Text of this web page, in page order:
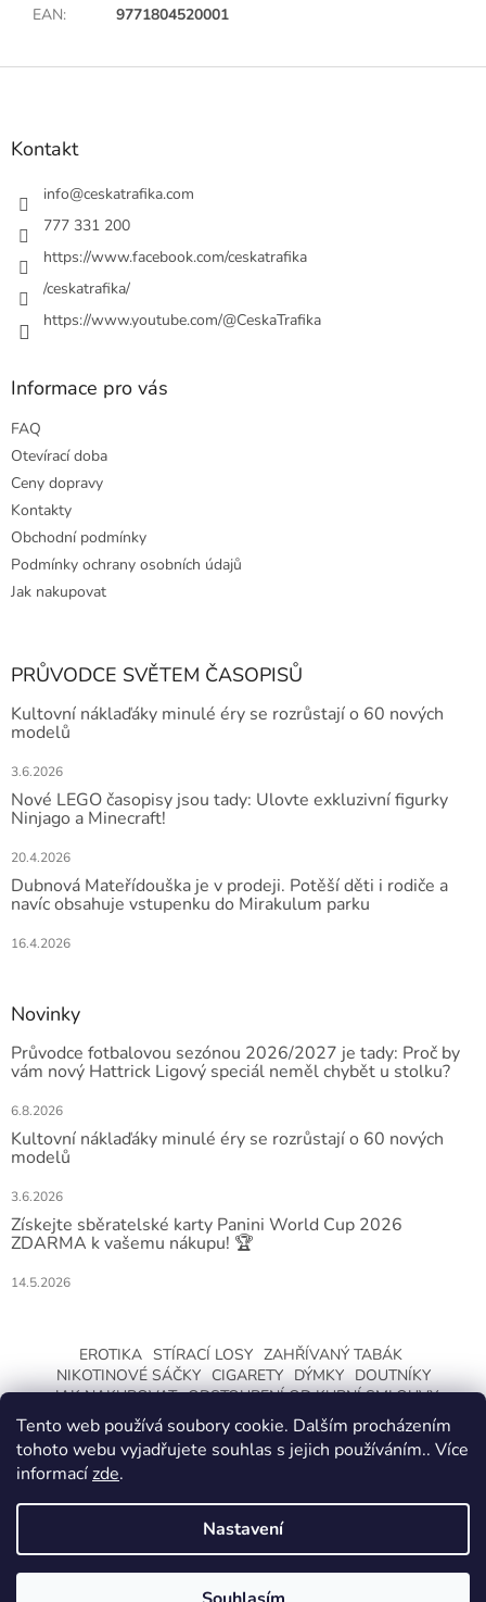
Tento web používá soubory cookie. Dalším procházením
tohoto webu vyjadřujete souhlas s jejich používáním.. Více
informacízde.
Nastavení
EAN: 9771804520001
Z
Kontakt
info@ceskatrafika.com
777 331 200
https://www.facebook.com/ceskatrafika
/ceskatrafika/
https://www.youtube.com/@CeskaTrafika
Informace pro vás
FAQ
Otevírací doba
Ceny dopravy
Kontakty
Obchodní podmínky
Podmínky ochrany osobních údajů
Jak nakupovat
PRŮVODCE SVĚTEM ČASOPISŮ
Kultovní náklaďáky minulé éry se rozrůstají o 60 nových
modelů
3.6.2026
Nové LEGO časopisy jsou tady: Ulovte exkluzivní figurky
Ninjago a Minecraft!
20.4.2026
Dubnová Mateřídouška je v prodeji. Potěší děti i rodiče a
navíc obsahuje vstupenku do Mirakulum parku
16.4.2026
Novinky
Průvodce fotbalovou sezónou 2026/2027 je tady: Proč by
vám nový Hattrick Ligový speciál neměl chybět u stolku?
6.8.2026
Kultovní náklaďáky minulé éry se rozrůstají o 60 nových
modelů
3.6.2026
Získejte sběratelské karty Panini World Cup 2026
ZDARMA k vašemu nákupu! 🏆
14.5.2026
EROTIKA STÍRACÍ LOSY ZAHŘÍVANÝ TABÁK
NIKOTINOVÉ SÁČKY CIGARETY DÝMKY
DOUTNÍKY
JAK NAKUPOVAT ODSTOUPENÍ OD KUPNÍ SMLOUVY
Vytvořil Shoptet